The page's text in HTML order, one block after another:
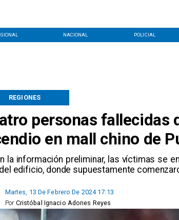
NACIONAL POLICIAL
personas fallecidas
en mall chino de
la información preliminar, las víctimas se
edificio, donde supuestamente
REGIONES
Martes, 13 De Febrero De 2024 17:13
Cristóbal Ignacio Adones Reyes
Por